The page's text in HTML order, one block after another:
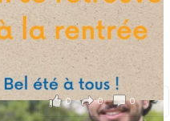
des bachelors, des
excellence technologique et
de notre pro
0 0 0